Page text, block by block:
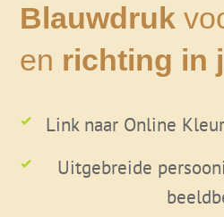
Blauwdruk
en richting in
Link naar Online
Uitgebreide